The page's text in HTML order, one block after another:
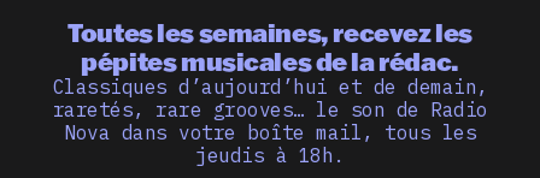
Toutes les semaines, recevez les
pépites musicales de la rédac.
Classiques d’aujourd’hui et de demain,
raretés, rare grooves… le son de Radio
Nova dans votre boîte mail, tous les
jeudis à 18h.